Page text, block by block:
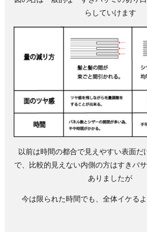
らしていけます
以前は時間の都合で見えやすい表面だ
で、比較的見えない内側の方はすきバ
ありましたが
今は限られた時間でも、全体イケる